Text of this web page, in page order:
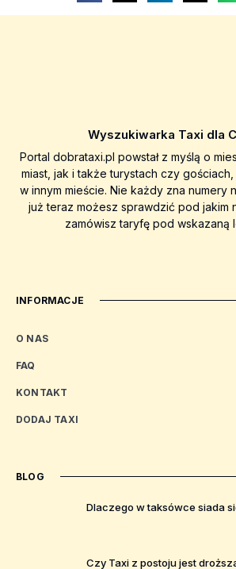
Wyszukiwarka Taxi dla
Portal dobrataxi.pl powstał z myślą o
miast, jak i także turystach czy
w innym mieście. Nie każdy zna numery
już teraz możesz sprawdzić pod jakim
zamówisz taryfę pod wskazaną
INFORMACJE
O NAS
FAQ
KONTAKT
DODAJ TAXI
BLOG
Dlaczego w taksówce siada
Czy Taxi z postoju jest